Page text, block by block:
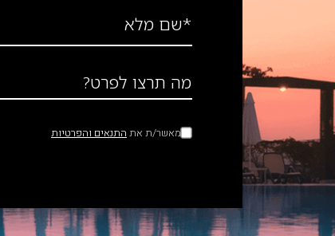
*שם מלא
מה תרצו לפרט?
מאשר/ת את התנאים והפרטיות